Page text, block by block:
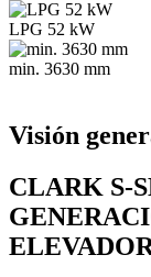
LPG 52 kW
min. 3630 mm
Visión
CLARK S-